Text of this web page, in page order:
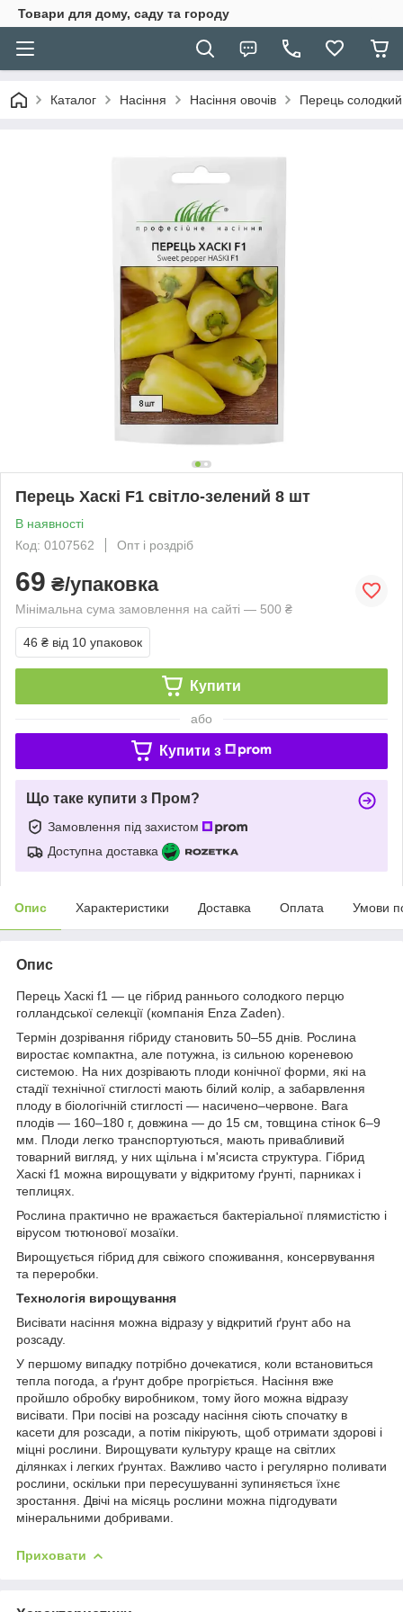
Товари для дому, саду та городу
Каталог Насіння Насіння овочів Перець солодкий
Перець Хаскі F1 світло-зелений 8 шт
В наявності
Код: 0107562
Опт і роздріб
69 ₴/упаковка
Мінімальна сума замовлення на сайті — 500 ₴
46 ₴ від 10 упаковок
Купити
або
Купити з
Що таке купити з Пром?
Замовлення під захистом
Доступна доставка
Опис Характеристики Доставка Оплата Умови
Опис
Перець Хаскі f1 — це гібрид раннього солодкого перцю
голландської селекції (компанія Enza Zaden).
Термін дозрівання гібриду становить 50–55 днів. Рослина
виростає компактна, але потужна, із сильною кореневою
системою. На них дозрівають плоди конічної форми, які на
стадії технічної стиглості мають білий колір, а забарвлення
плоду в біологічній стиглості — насичено–червоне. Вага
плодів — 160–180 г, довжина — до 15 см, товщина стінок 6–9
мм. Плоди легко транспортуються, мають привабливий
товарний вигляд, у них щільна і м'ясиста структура. Гібрид
Хаскі f1 можна вирощувати у відкритому ґрунті, парниках і
теплицях.
Рослина практично не вражається бактеріальної плямистістю і
вірусом тютюнової мозаїки.
Вирощується гібрид для свіжого споживання, консервування
та переробки.
Технологія вирощування
Висівати насіння можна відразу у відкритий ґрунт або на
розсаду.
У першому випадку потрібно дочекатися, коли встановиться
тепла погода, а ґрунт добре прогріється. Насіння вже
пройшло обробку виробником, тому його можна відразу
висівати. При посіві на розсаду насіння сіють спочатку в
касети для розсади, а потім пікірують, щоб отримати здорові і
міцні рослини. Вирощувати культуру краще на світлих
ділянках і легких ґрунтах. Важливо часто і регулярно поливати
рослини, оскільки при пересушуванні зупиняється їхнє
зростання. Двічі на місяць рослини можна підгодувати
мінеральними добривами.
Приховати